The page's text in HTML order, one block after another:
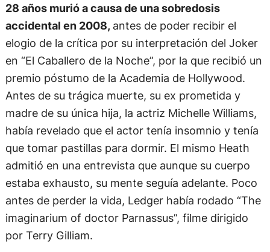
28 años murió a causa de una sobredosis
accidental en 2008, antes de poder recibir el
elogio de la crítica por su interpretación del Joker
en “El Caballero de la Noche”, por la que recibió un
premio póstumo de la Academia de Hollywood.
Antes de su trágica muerte, su ex prometida y
madre de su única hija, la actriz Michelle Williams,
había revelado que el actor tenía insomnio y tenía
que tomar pastillas para dormir. El mismo Heath
admitió en una entrevista que aunque su cuerpo
estaba exhausto, su mente seguía adelante. Poco
antes de perder la vida, Ledger había rodado “The
imaginarium of doctor Parnassus”, filme dirigido
por Terry Gilliam.